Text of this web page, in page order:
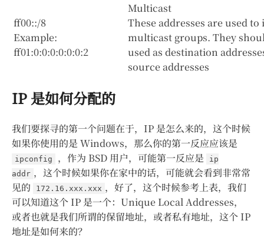
ff00::/8
Example:
ff01:0:0:0:0:0:0:2
Multicast
These addresses are used
multicast groups. They
used as destination
source addresses
IP 是如何分配的
我们要探寻的第一个问题在于，IP 是怎么来的，这个时候
如果你使用的是 Windows，那么你的第一反应应该是
ipconfig ，作为 BSD 用户，可能第一反应是
ip
addr ，这个时候如果你在家中的话，可能就会看到非常常
见的
172.16.xxx.xxx ，好了，这个时候参考上表，我们
可以知道这个 IP 是一个：Unique Local Addresses，
或者也就是我们所谓的保留地址，或者私有地址，这个 IP
地址是如何来的？